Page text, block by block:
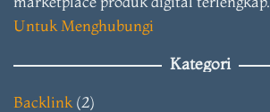
Untuk Menghubungi
Kategori
Backlink (2)